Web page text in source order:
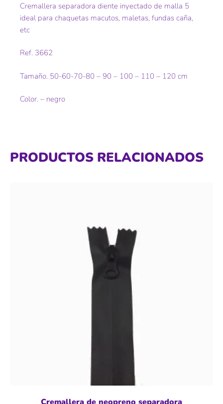
Cremallera separadora diente inyectado de malla 5
ideal para chaquetas macutos, maletas, fundas caña,
etc
Ref. 3662
Tamaño. 50-60-70-80 – 90 – 100 – 110 – 120 cm
Color. – negro
PRODUCTOS RELACIONADOS